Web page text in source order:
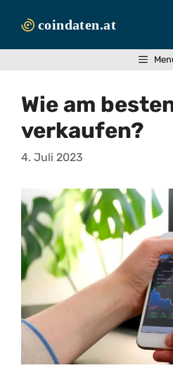
Inhalt
Wie am
verkaufen?
4. Juli 2023